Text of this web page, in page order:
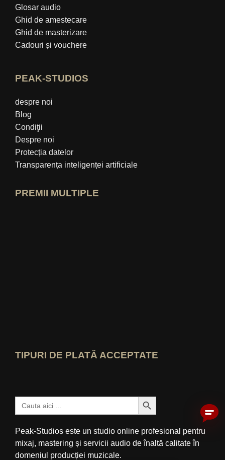
Glosar audio
Ghid de amestecare
Ghid de masterizare
Cadouri și vouchere
PEAK-STUDIOS
despre noi
Blog
Condiţii
Despre noi
Protecția datelor
Transparența inteligenței artificiale
PREMII MULTIPLE
TIPURI DE PLATĂ ACCEPTATE
Caută: Buton Căutare
Peak-Studios este un studio online profesional pentru
mixaj, mastering și servicii audio de înaltă calitate în
domeniul producției muzicale.